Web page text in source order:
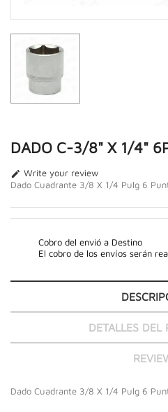
DADO C-3/8" X 1/4"
 Write your review
Dado Cuadrante 3/8 X 1/4 Pulg 6
Cobro del envió a Destino
El cobro de los envíos serán
DETALLES DEL
Dado Cuadrante 3/8 X 1/4 Pulg 6